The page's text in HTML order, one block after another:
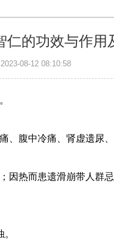
仁的功效与作用
08-12 08:10:58
、腹中冷痛、肾虚遗尿
因热而患遗滑崩带人群